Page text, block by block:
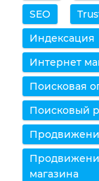
SEO
Индексация
Интернет
Поисковая
Поисковый
магазина
Размер
Поддержка